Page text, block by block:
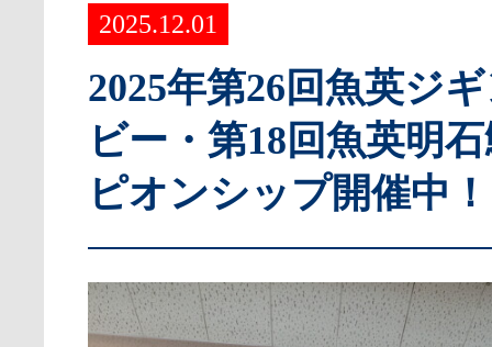
2025.12.01
2025年第26回魚英ジ
ビー・第18回魚英明
ピオンシップ開催中！